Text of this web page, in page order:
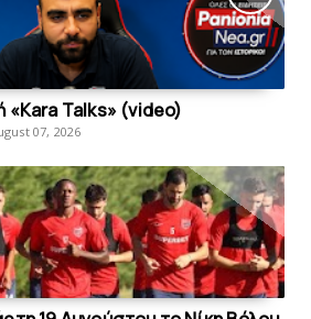
«Kara Talks» (video)
07, 2026